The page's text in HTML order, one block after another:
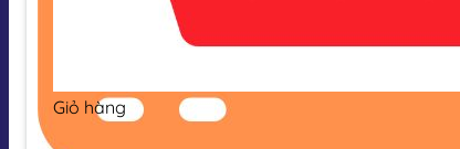
Giỏ hàng